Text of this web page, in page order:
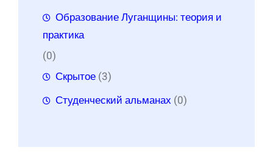
Образование Луганщины: теория и
практика
(0)
Скрытое (3)
Студенческий альманах (0)